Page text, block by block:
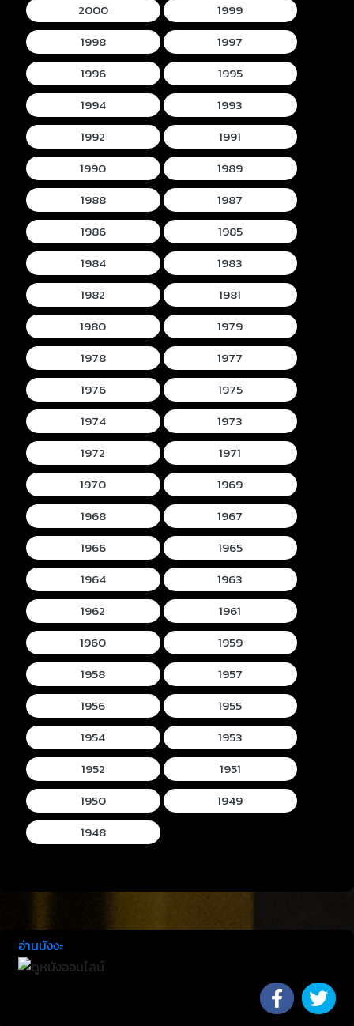
2000
1999
1998
1997
1996
1995
1994
1993
1992
1991
1990
1989
1988
1987
1986
1985
1984
1983
1982
1981
1980
1979
1978
1977
1976
1975
1974
1973
1972
1971
1970
1969
1968
1967
1966
1965
1964
1963
1962
1961
1960
1959
1958
1957
1956
1955
1954
1953
1952
1951
1950
1949
1948
อ่านมังงะ